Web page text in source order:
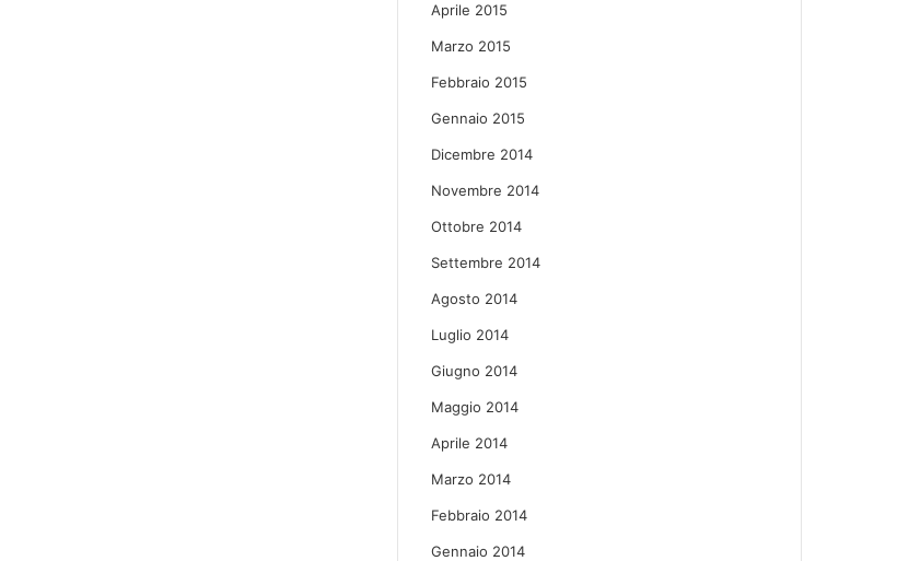
Aprile 2015
Marzo 2015
Febbraio 2015
Gennaio 2015
Dicembre 2014
Novembre 2014
Ottobre 2014
Settembre 2014
Agosto 2014
Luglio 2014
Giugno 2014
Maggio 2014
Aprile 2014
Marzo 2014
Febbraio 2014
Gennaio 2014